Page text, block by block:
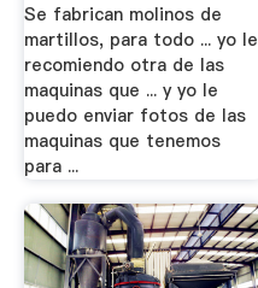
Se fabrican molinos de
martillos, para todo ... yo le
recomiendo otra de las
maquinas que ... y yo le
puedo enviar fotos de las
maquinas que tenemos
para ...